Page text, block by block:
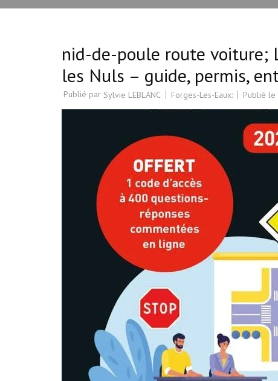
nid-de-poule route voiture;
les Nuls – guide, permis,
Publié par Sylvie LEBLANC Forges-Les-Eaux: Publié le